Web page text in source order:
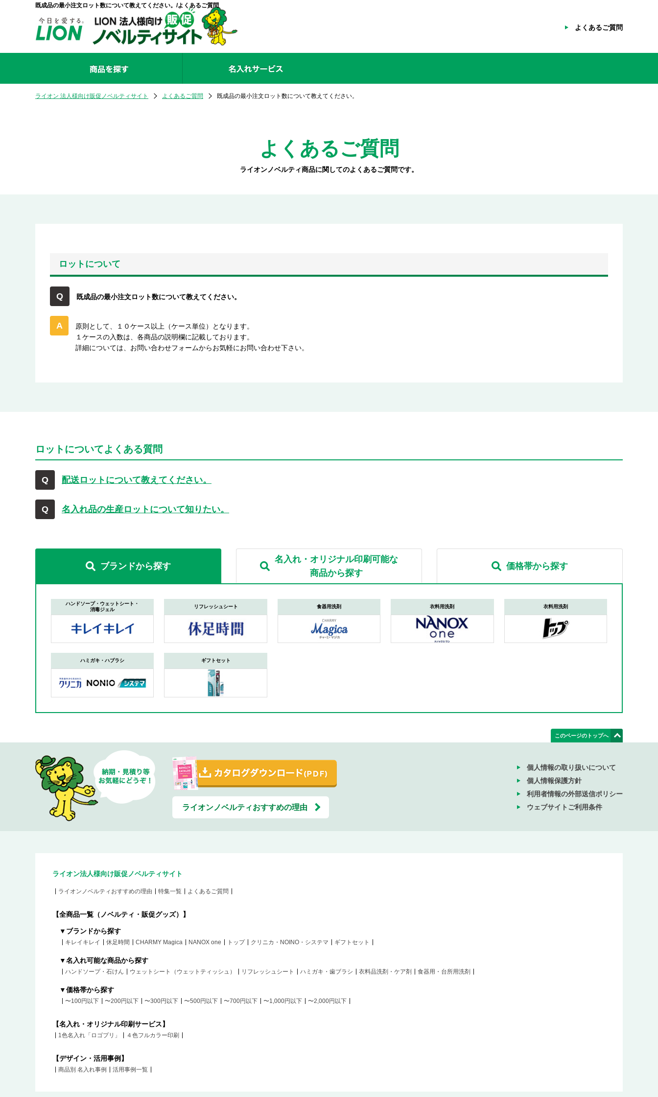
既成品の最小注文ロット数について教えてください。/よくあるご質問
よくあるご質問
ライオン 法人様向け販促ノベルティサイト よくあるご質問 既成品の最小注文ロット数について教えてください。
よくあるご質問
ライオンノベルティ商品に関してのよくあるご質問です。
ロットについて
既成品の最小注文ロット数について教えてください。
原則として、１０ケース以上（ケース単位）となります。
１ケースの入数は、各商品の説明欄に記載しております。
詳細については、お問い合わせフォームからお気軽にお問い合わせ下さい。
ロットについてよくある質問
配送ロットについて教えてください。
名入れ品の生産ロットについて知りたい。
ブランドから探す
名入れ・オリジナル印刷可能な
商品から探す
価格帯から探す
ハンドソープ・ウェットシート・
消毒ジェル
リフレッシュシート 食器用洗剤 衣料用洗剤 衣料用洗剤
ハミガキ・ハブラシ ギフトセット
このページのトップへ
ライオンノベルティおすすめの理由
個人情報の取り扱いについて
個人情報保護方針
利用者情報の外部送信ポリシー
ウェブサイトご利用条件
ライオン法人様向け販促ノベルティサイト
ライオンノベルティおすすめの理由 特集一覧 よくあるご質問
【全商品一覧（ノベルティ・販促グッズ）】
▼ブランドから探す
キレイキレイ 休足時間 CHARMY Magica NANOX one トップ クリニカ・NOINO・システマ ギフトセット
▼名入れ可能な商品から探す
ハンドソープ・石けん ウェットシート（ウェットティッシュ） リフレッシュシート ハミガキ・歯ブラシ 衣料品洗剤・ケア剤 食器用・台所用洗剤
▼価格帯から探す
〜100円以下 〜200円以下 〜300円以下 〜500円以下 〜700円以下 〜1,000円以下 〜2,000円以下
【名入れ・オリジナル印刷サービス】
1色名入れ「ロゴプリ」 ４色フルカラー印刷
【デザイン・活用事例】
商品別 名入れ事例 活用事例一覧